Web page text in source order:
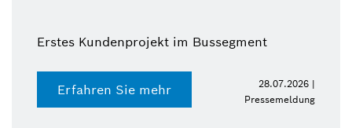
Erstes Kundenprojekt im Bussegment
Erfahren Sie mehr
28.07.2026 |
Pressemeldung